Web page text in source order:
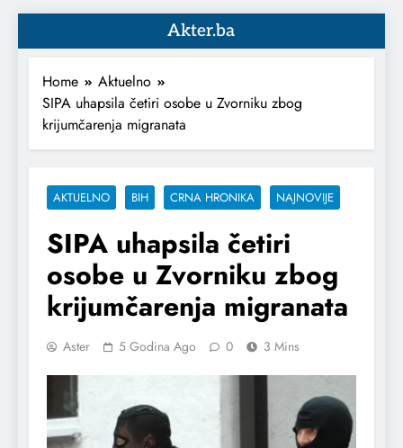
Akter.ba
Home
Aktuelno
SIPA uhapsila četiri osobe u Zvorniku zbog
krijumčarenja migranata
AKTUELNO BIH CRNA HRONIKA NAJNOVIJE
SIPA uhapsila četiri
osobe u Zvorniku zbog
krijumčarenja migranata
Aster 5 Godina Ago 0 3 Mins